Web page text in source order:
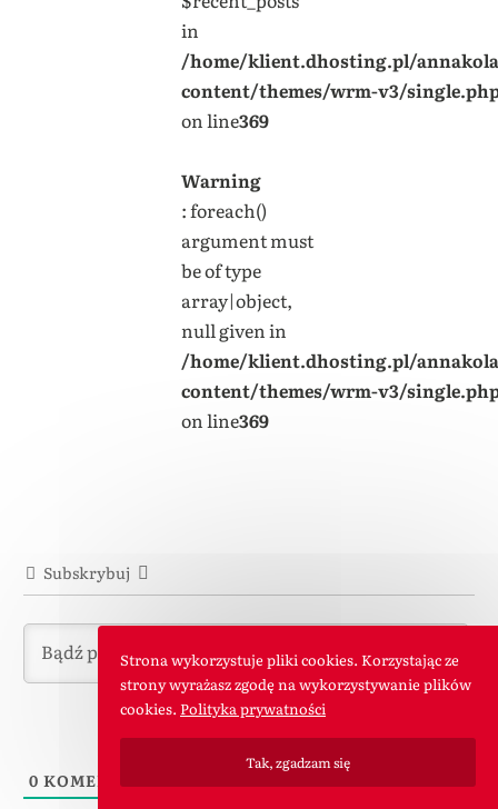
in
/home/klient.dhosting.pl/
content/themes/wrm-v3/
on line369
Warning
: foreach()
argument must
be of type
array|object,
null given in
/home/klient.dhosting.pl/
content/themes/wrm-v3/
on line369
Subskrybuj
0 KOMENTARZE
Strona wykorzystuje pliki cookies. Korzystając ze
strony wyrażasz zgodę na wykorzystywanie plików
cookies. Polityka prywatności
Tak, zgadzam się